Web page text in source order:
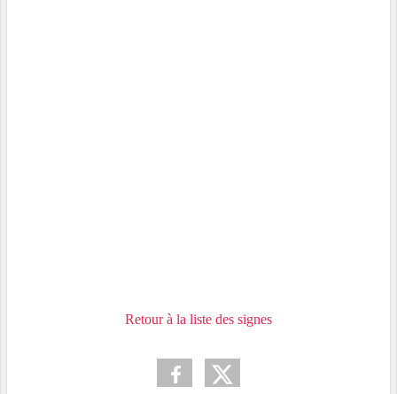
Retour à la liste des signes